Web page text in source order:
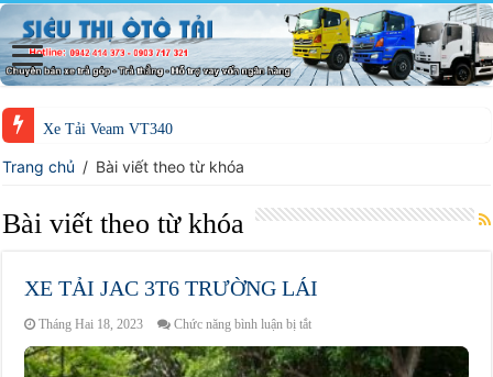
Xe Tải Veam VT340
Trang chủ / Bài viết theo từ khóa
Bài viết theo từ khóa
XE TẢI JAC 3T6 TRƯỜNG LÁI
Tháng Hai 18, 2023 Chức năng bình luận bị tắtở
XE
TẢI